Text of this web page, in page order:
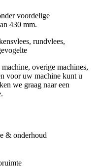
voordelige
430 mm.
rundvlees,
overige machines,
voor uw machine kunt u
we graag naar een
& onderhoud